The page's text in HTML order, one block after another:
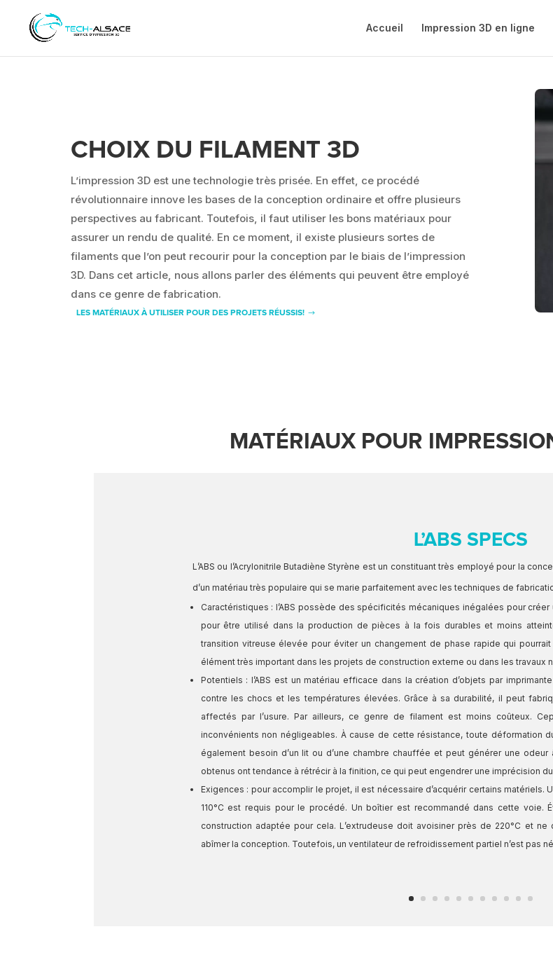
Accueil Impression 3D en ligne
CHOIX DU FILAMENT 3D
L’impression 3D est une technologie très prisée. En effet, ce procédé
révolutionnaire innove les bases de la conception ordinaire et offre plusieurs
perspectives au fabricant. Toutefois, il faut utiliser les bons matériaux pour
assurer un rendu de qualité. En ce moment, il existe plusieurs sortes de
filaments que l’on peut recourir pour la conception par le biais de l’impression
3D. Dans cet article, nous allons parler des éléments qui peuvent être employé
dans ce genre de fabrication.
LES MATÉRIAUX À UTILISER POUR DES PROJETS RÉUSSIS!
MATÉRIAUX POUR
L’ABS SPECS
L’ABS ou l’Acrylonitrile Butadiène Styrène est un constituant très employé pour la
d’un matériau très populaire qui se marie parfaitement avec les techniques de
Caractéristiques : l’ABS possède des spécificités mécaniques inégalées pour
pour être utilisé dans la production de pièces à la fois durables et moins
transition vitreuse élevée pour éviter un changement de phase rapide qui
élément très important dans les projets de construction externe ou dans les travaux
Potentiels : l’ABS est un matériau efficace dans la création d’objets par
contre les chocs et les températures élevées. Grâce à sa durabilité, il peut
affectés par l’usure. Par ailleurs, ce genre de filament est moins coûteux.
inconvénients non négligeables. À cause de cette résistance, toute déformation
également besoin d’un lit ou d’une chambre chauffée et peut générer une
obtenus ont tendance à rétrécir à la finition, ce qui peut engendrer une imprécision
Exigences : pour accomplir le projet, il est nécessaire d’acquérir certains matériels.
110°C est requis pour le procédé. Un boîtier est recommandé dans cette voie.
construction adaptée pour cela. L’extrudeuse doit avoisiner près de 220°C et
abîmer la conception. Toutefois, un ventilateur de refroidissement partiel n’est pas